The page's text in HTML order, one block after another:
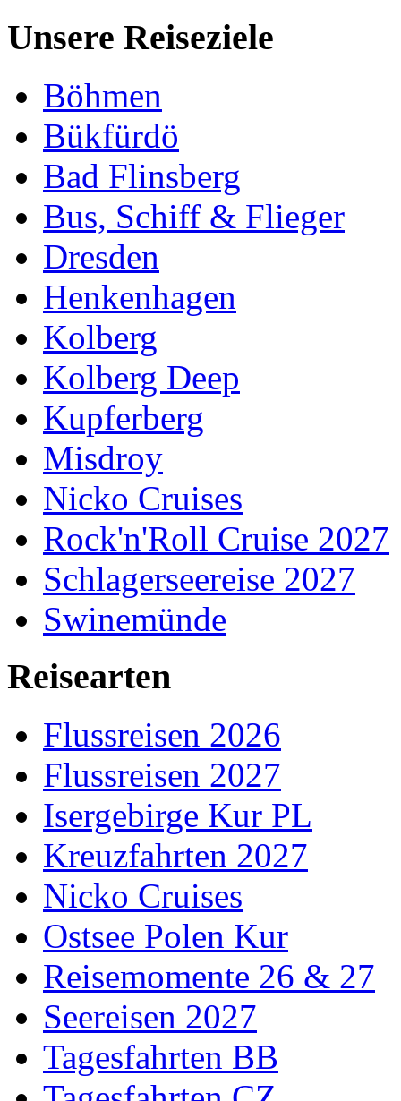
Unsere Reiseziele
Böhmen
Bükfürdö
Bad Flinsberg
Bus, Schiff & Flieger
Dresden
Henkenhagen
Kolberg
Kolberg Deep
Kupferberg
Misdroy
Nicko Cruises
Rock'n'Roll Cruise 2027
Schlagerseereise 2027
Swinemünde
Reisearten
Flussreisen 2026
Flussreisen 2027
Isergebirge Kur PL
Kreuzfahrten 2027
Nicko Cruises
Ostsee Polen Kur
Reisemomente 26 & 27
Seereisen 2027
Tagesfahrten BB